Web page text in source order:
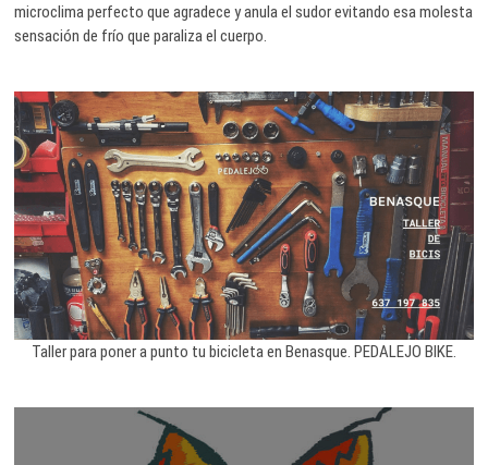
microclima perfecto que agradece y anula el sudor evitando esa molesta
sensación de frío que paraliza el cuerpo.
Taller para poner a punto tu bicicleta en Benasque. PEDALEJO BIKE.